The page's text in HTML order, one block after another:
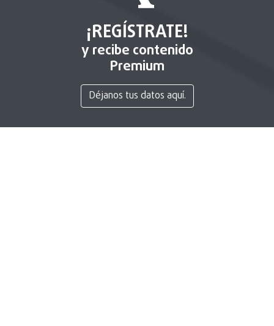
¡REGÍSTRATE!
y recibe contenido
Premium
Déjanos tus datos aquí.